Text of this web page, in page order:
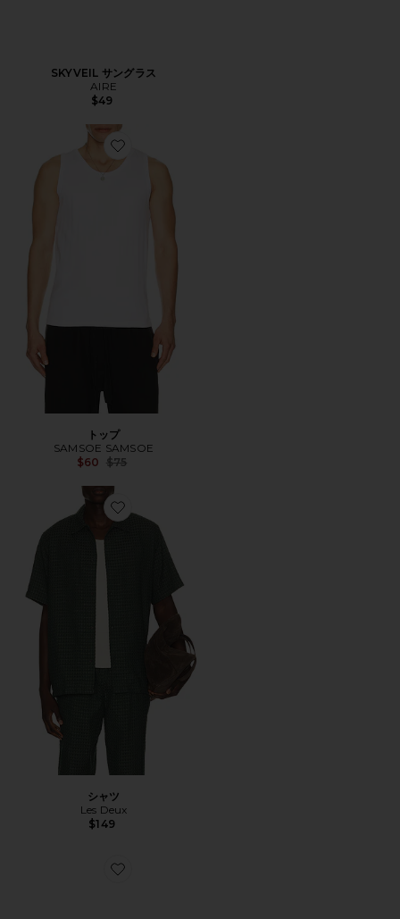
SKYVEIL サングラス
AIRE
$49
Favorite トップ
トップ
SAMSOE SAMSOE
$60 Previous price:
$75
Favorite シャツ
シャツ
Les Deux
$149
Favorite IMPOSSIBLE サングラス